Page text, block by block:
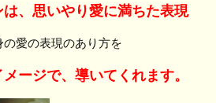
は、思いやり愛に満ちた表現
の愛の表現のあり方を
ージで、導いてくれます。